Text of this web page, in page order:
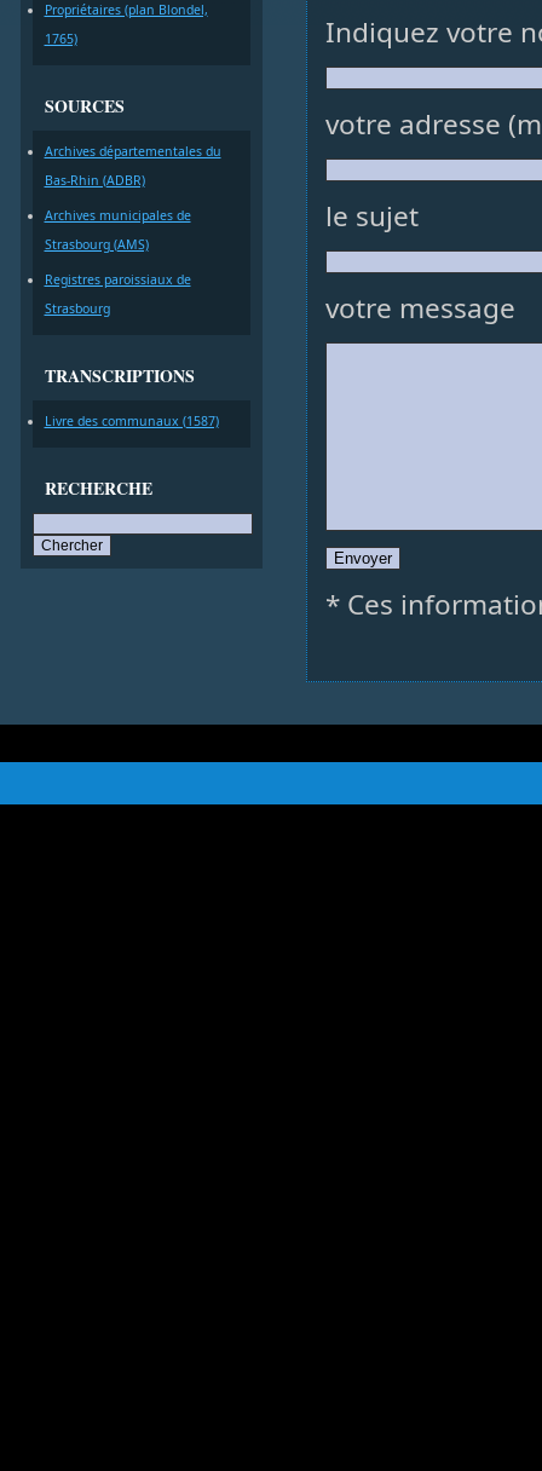
Propriétaires (plan Blondel,
1765)
SOURCES
Archives départementales du
Bas-Rhin (ADBR)
Archives municipales de
Strasbourg (AMS)
Registres paroissiaux de
Strasbourg
TRANSCRIPTIONS
Livre des communaux (1587)
RECHERCHE
Indiquez votre
votre adresse
le sujet
votre message
* Ces